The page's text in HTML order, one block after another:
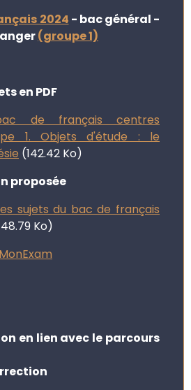
2024 - bac général -
(groupe 1)
en PDF
de français centres
1. Objets d'étude : le
(142.42 Ko)
proposée
sujets du bac de français
Ko)
en lien avec le parcours